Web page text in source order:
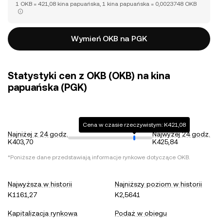
1 OKB = 421,08 kina papuańska, 1 kina papuańska = 0,0023748 OKB
Wymień OKB na PGK
Statystyki cen z OKB (OKB) na kina
papuańska (PGK)
Najniżej z 24 godz.
K403,70
Cena w czasie rzeczywistym: K421,08
Najwyżej 24 godz.
K425,84
*Poniższe dane przedstawiają informacje rynkowe dotyczące OKB.
Najwyższa w historii
K1161,27
Najniższy poziom w historii
K2,5641
Kapitalizacja rynkowa
Podaż w obiegu